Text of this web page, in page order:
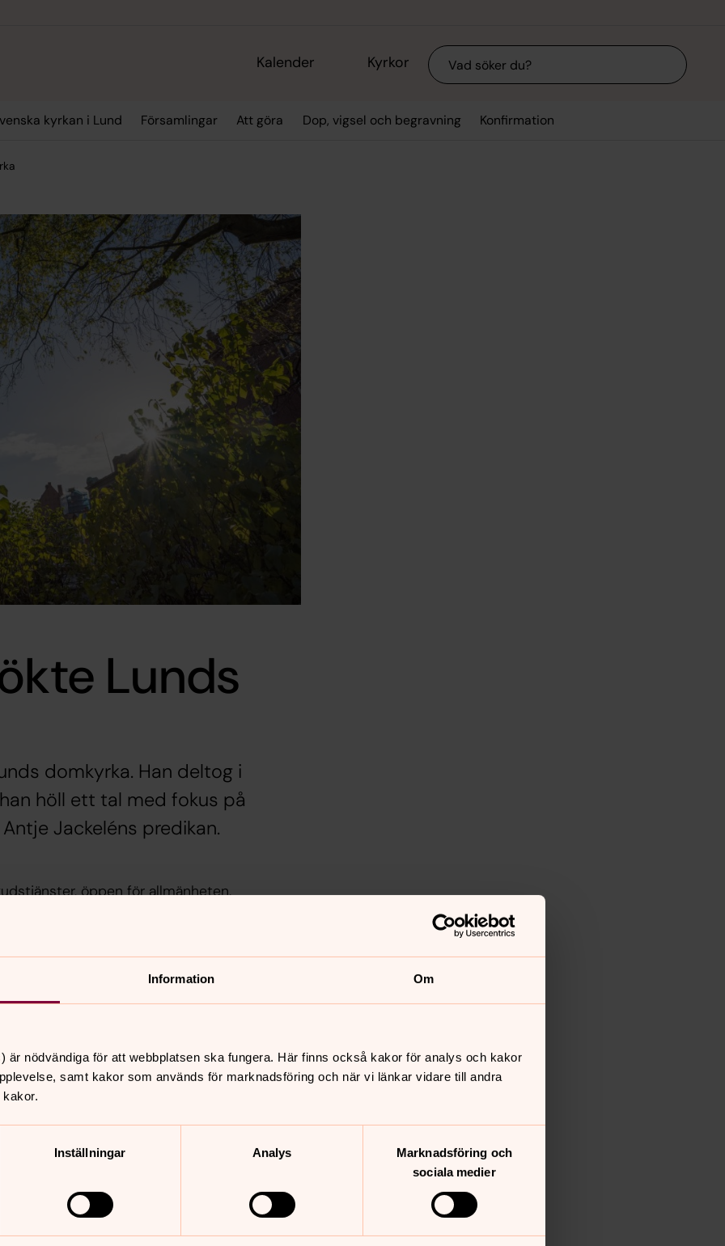
Information Om
är nödvändiga för att webbplatsen ska fungera. Här finns också kakor för analys och kakor
samt kakor som används för marknadsföring och när vi länkar vidare till andra
Inställningar Analys
Marknadsföring och
sociala medier
Kalender Kyrkor Sök
kyrkan i Lund Församlingar Att göra Dop, vigsel och begravning Konfirmation
Lunds
domkyrka. Han deltog i
höll ett tal med fokus på
Jackeléns predikan.
öppen för allmänheten.
i en något komprimerad form, och
biskop Antje Jackelén och
av Tomas Willstedt.
närvarade. Händelsen direktsändes
church, when we go
life, the message of
always, so that